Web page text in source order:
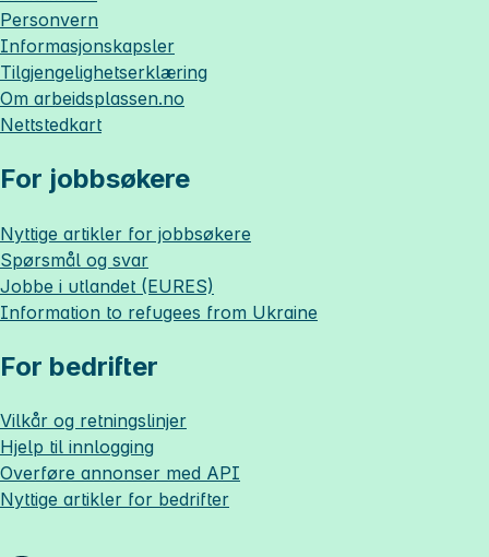
Personvern
Informasjonskapsler
Tilgjengelighetserklæring
Om arbeidsplassen.no
Nettstedkart
For jobbsøkere
Nyttige artikler for jobbsøkere
Spørsmål og svar
Jobbe i utlandet (EURES)
Information to refugees from Ukraine
For bedrifter
Vilkår og retningslinjer
Hjelp til innlogging
Overføre annonser med API
Nyttige artikler for bedrifter